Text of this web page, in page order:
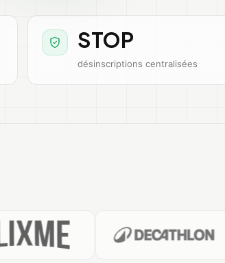
STOP
désinscriptions centralisées
FLIXME DECATHLON.RE